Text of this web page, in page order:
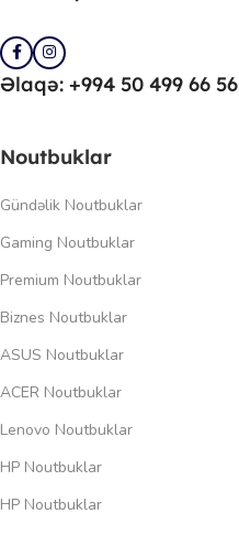
Əlaqə: +994 50 499 66 56
Noutbuklar
Gündəlik Noutbuklar
Gaming Noutbuklar
Premium Noutbuklar
Biznes Noutbuklar
ASUS Noutbuklar
ACER Noutbuklar
Lenovo Noutbuklar
HP Noutbuklar
HP Noutbuklar